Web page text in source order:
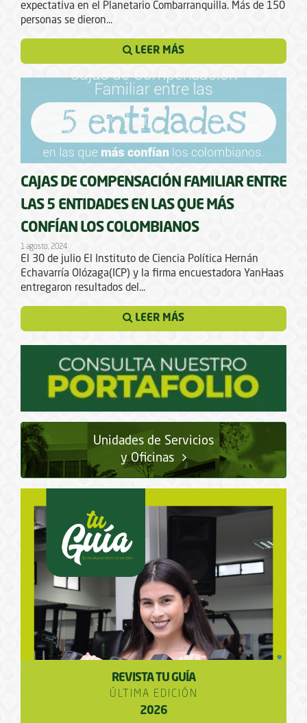
expectativa en el Planetario Combarranquilla. Más de 150
personas se dieron...
LEER MÁS
CAJAS DE COMPENSACIÓN FAMILIAR ENTRE
LAS 5 ENTIDADES EN LAS QUE MÁS
CONFÍAN LOS COLOMBIANOS
1 agosto, 2024
El 30 de julio El Instituto de Ciencia Política Hernán
Echavarría Olózaga(ICP) y la firma encuestadora YanHaas
entregaron resultados del...
LEER MÁS
Unidades de Servicios
y Oficinas
REVISTA TU GUÍA
ÚLTIMA EDICIÓN
2026